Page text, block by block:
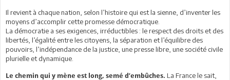
Il revient à chaque nation, selon l’histoire qui est la sienne, d’inventer les
moyens d’accomplir cette promesse démocratique.
La démocratie a ses exigences, irréductibles : le respect des droits et des
libertés, l’égalité entre les citoyens, la séparation et l’équilibre des
pouvoirs, l’indépendance de la justice, une presse libre, une société civile
plurielle et dynamique.
Le chemin qui y mène est long, semé d’embûches. La France le sait,